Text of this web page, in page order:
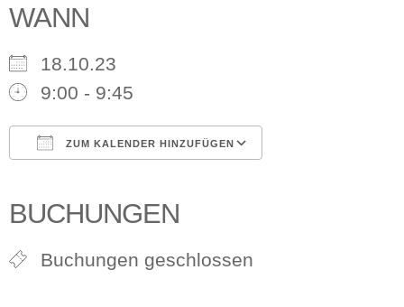
WANN
18.10.23
9:00 - 9:45
ZUM KALENDER HINZUFÜGEN
BUCHUNGEN
Buchungen geschlossen